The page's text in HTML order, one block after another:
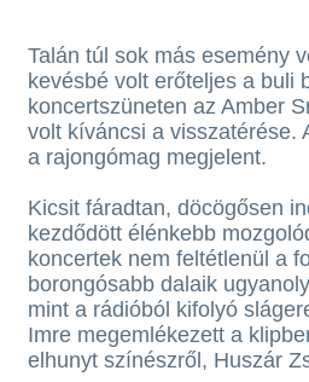
Talán túl sok más esemény
kevésbé volt erőteljes a buli
koncertszüneten az Amber
volt kíváncsi a visszatérése.
a rajongómag megjelent.
Kicsit fáradtan, döcögősen
kezdődött élénkebb
koncertek nem feltétlenül a
borongósabb dalaik
mint a rádióból kifolyó
Imre megemlékezett a
elhunyt színészről, Huszár